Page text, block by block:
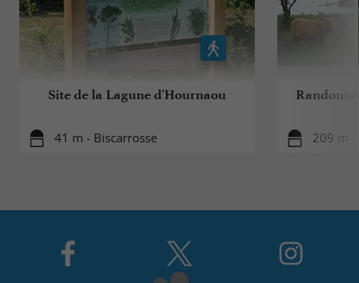
Site de la Lagune d'Hournaou
41 m - Biscarrosse 209 m -